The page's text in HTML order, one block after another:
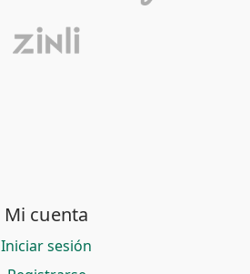
Mi cuenta
Iniciar sesión